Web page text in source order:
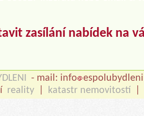
zasílání nabídek na
- mail: info
reality katastr nemovitostí